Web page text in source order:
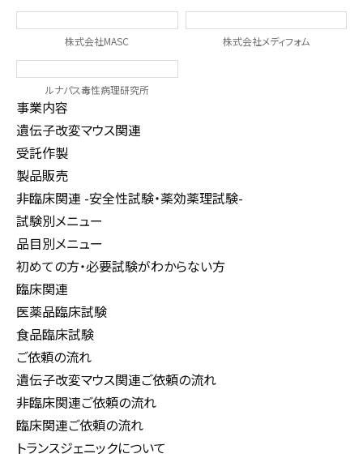
株式会社MASC 株式会社メディフォム
ルナパス毒性病理研究所
事業内容
遺伝子改変マウス関連
受託作製
製品販売
非臨床関連 -安全性試験・薬効薬理試験-
試験別メニュー
品目別メニュー
初めての方・必要試験がわからない方
臨床関連
医薬品臨床試験
食品臨床試験
ご依頼の流れ
遺伝子改変マウス関連ご依頼の流れ
非臨床関連ご依頼の流れ
臨床関連ご依頼の流れ
トランスジェニックについて